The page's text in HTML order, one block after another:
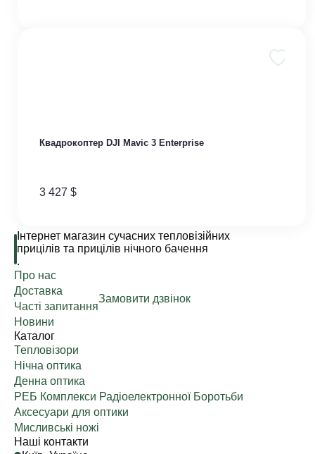
Квадрокоптер DJI Mavic 3 Enterprise
3 427 $
Інтернет магазин сучасних тепловізійних
прицілів та прицілів нічного бачення
.
Про нас
Доставка
Часті запитання
Новини
Замовити дзвінок
Каталог
Тепловізори
Нічна оптика
Денна оптика
РЕБ Комплекси Радіоелектронної Боротьби
Аксесуари для оптики
Мисливські ножі
Наші контакти